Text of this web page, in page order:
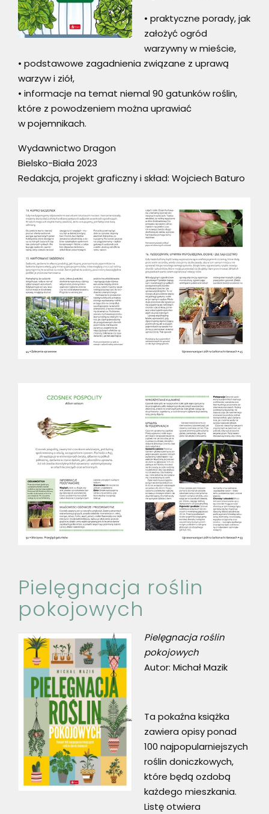
• praktyczne porady, jak
założyć ogród
warzywny w mieście,
• podstawowe zagadnienia związane z uprawą
warzyw i ziół,
• informacje na temat niemal 90 gatunków roślin,
które z powodzeniem można uprawiać
w pojemnikach.
Wydawnictwo Dragon
Bielsko-Biała 2023
Redakcja, projekt graficzny i skład: Wojciech Baturo
Pielęgnacja roślin
pokojowych
Pielęgnacja roślin
pokojowych
Autor: Michał Mazik
Ta pokaźna książka
zawiera opisy ponad
100 najpopularniejszych
roślin doniczkowych,
które będą ozdobą
każdego mieszkania.
Listę otwiera